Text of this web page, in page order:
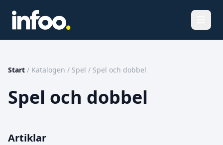
Start / Katalogen / Spel / Spel och dobbel
Spel och dobbel
Artiklar